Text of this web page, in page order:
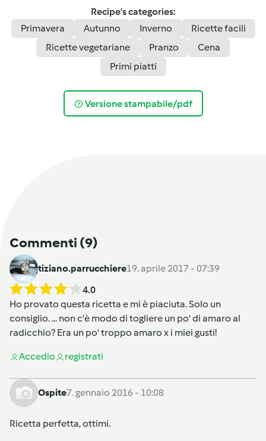
Recipe's categories:
Primavera
Autunno Inverno
Ricette facili
Ricette vegetariane
Pranzo
Cena
Primi piatti
Versione stampabile/pdf
Commenti (9)
tiziano.parrucchiere19. aprile 2017 - 07:39
4.0
Ho provato questa ricetta e mi è piaciuta. Solo un
consiglio. ... non c'è modo di togliere un po' di amaro al
radicchio? Era un po' troppo amaro x i miei gusti!
Accedio registrati
Ospite7. gennaio 2016 - 10:08
Ricetta perfetta, ottimi.